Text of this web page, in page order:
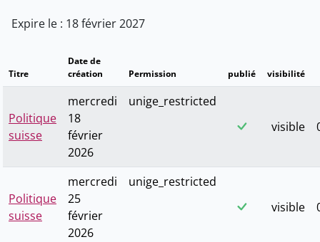
Expire le : 18 février 2027
Titre
Date de
création
Permission publié visibilité
Politique
suisse
mercredi
18
février
2026
unige_restricted
visible
Politique
suisse
mercredi
25
février
2026
unige_restricted
visible